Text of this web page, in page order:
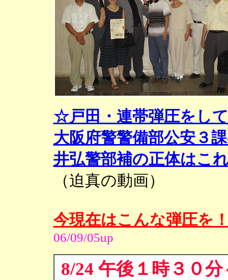
☆戸田・連帯弾圧をし
大阪府警警備部公安３
井弘警部補の正体はこ
（迫真の動画）
今現在はこんな弾圧を
06/09/05up
8/24 午後１時３０